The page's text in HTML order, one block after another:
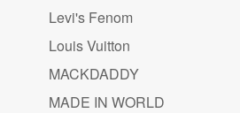
Levi's Fenom
Louis Vuitton
MACKDADDY
MADE IN WORLD